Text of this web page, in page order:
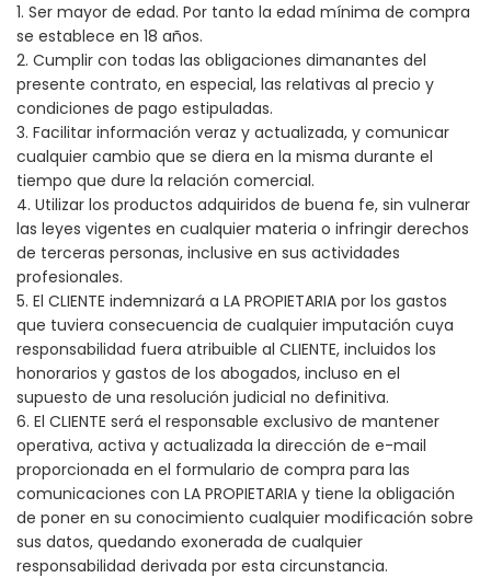
1. Ser mayor de edad. Por tanto la edad mínima de compra
se establece en 18 años.
2. Cumplir con todas las obligaciones dimanantes del
presente contrato, en especial, las relativas al precio y
condiciones de pago estipuladas.
3. Facilitar información veraz y actualizada, y comunicar
cualquier cambio que se diera en la misma durante el
tiempo que dure la relación comercial.
4. Utilizar los productos adquiridos de buena fe, sin vulnerar
las leyes vigentes en cualquier materia o infringir derechos
de terceras personas, inclusive en sus actividades
profesionales.
5. El CLIENTE indemnizará a LA PROPIETARIA por los gastos
que tuviera consecuencia de cualquier imputación cuya
responsabilidad fuera atribuible al CLIENTE, incluidos los
honorarios y gastos de los abogados, incluso en el
supuesto de una resolución judicial no definitiva.
6. El CLIENTE será el responsable exclusivo de mantener
operativa, activa y actualizada la dirección de e-mail
proporcionada en el formulario de compra para las
comunicaciones con LA PROPIETARIA y tiene la obligación
de poner en su conocimiento cualquier modificación sobre
sus datos, quedando exonerada de cualquier
responsabilidad derivada por esta circunstancia.